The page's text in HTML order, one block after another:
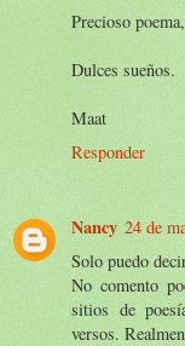
Precioso
Dulces sueños.
Maat
Responder
Nancy 24 de
Solo puedo
No comento
sitios de
versos.